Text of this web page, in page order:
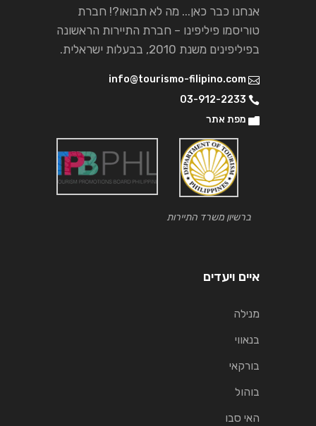
אנחנו כבר כאן... מה לא תבואו?! חברת
טוריסמו פיליפינו – חברת התיירות הראשונה
בפיליפינים משנת 2010, בבעלות ישראלית.
info@tourismo-filipino.com
03-912-2233
מפת אתר
ברשיון משרד התיירות
איים ויעדים
מנילה
בנאווי
בורקאי
בוהול
האי סבו